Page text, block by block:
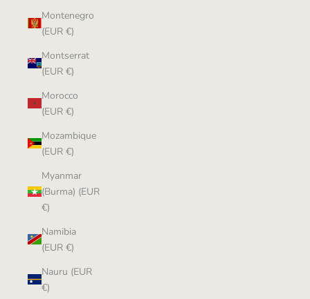
Montenegro
(EUR €)
Montserrat
(EUR €)
Morocco
(EUR €)
Mozambique
(EUR €)
Myanmar
(Burma) (EUR
€)
Namibia
(EUR €)
Nauru (EUR
€)